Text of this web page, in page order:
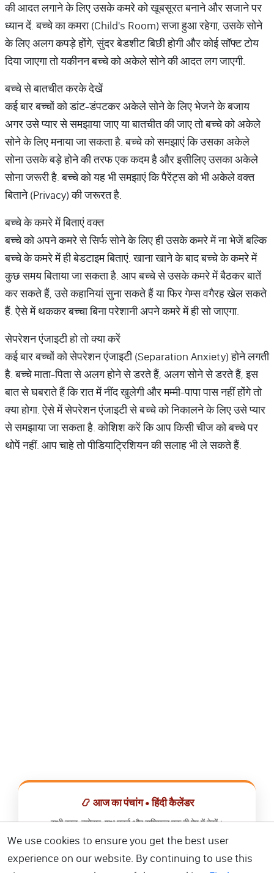
की आदत लगाने के लिए उसके कमरे को खूबसूरत बनाने और सजाने पर
ध्यान दें. बच्चे का कमरा (Child's Room) सजा हुआ रहेगा, उसके सोने
के लिए अलग कपड़े होंगे, सुंदर बेडशीट बिछी होगी और कोई सॉफ्ट टोय
दिया जाएगा तो यकीनन बच्चे को अकेले सोने की आदत लग जाएगी.
बच्चे से बातचीत करके देखें
कई बार बच्चों को डांट-डंपटकर अकेले सोने के लिए भेजने के बजाय
अगर उसे प्यार से समझाया जाए या बातचीत की जाए तो बच्चे को अकेले
सोने के लिए मनाया जा सकता है. बच्चे को समझाएं कि उसका अकेले
सोना उसके बड़े होने की तरफ एक कदम है और इसीलिए उसका अकेले
सोना जरूरी है. बच्चे को यह भी समझाएं कि पैरेंट्स को भी अकेले वक्त
बिताने (Privacy) की जरूरत है.
बच्चे के कमरे में बिताएं वक्त
बच्चे को अपने कमरे से सिर्फ सोने के लिए ही उसके कमरे में ना भेजें बल्कि
बच्चे के कमरे में ही बेडटाइम बिताएं. खाना खाने के बाद बच्चे के कमरे में
कुछ समय बिताया जा सकता है. आप बच्चे से उसके कमरे में बैठकर बातें
कर सकते हैं, उसे कहानियां सुना सकते हैं या फिर गेम्स वगैरह खेल सकते
हैं. ऐसे में थककर बच्चा बिना परेशानी अपने कमरे में ही सो जाएगा.
सेपरेशन एंजाइटी हो तो क्या करें
कई बार बच्चों को सेपरेशन एंजाइटी (Separation Anxiety) होने लगती
है. बच्चे माता-पिता से अलग होने से डरते हैं, अलग सोने से डरते हैं, इस
बात से घबराते हैं कि रात में नींद खुलेगी और मम्मी-पापा पास नहीं होंगे तो
क्या होगा. ऐसे में सेपरेशन एंजाइटी से बच्चे को निकालने के लिए उसे प्यार
से समझाया जा सकता है. कोशिश करें कि आप किसी चीज को बच्चे पर
थोपें नहीं. आप चाहे तो पीडियाट्रिशियन की सलाह भी ले सकते हैं.
📿 आज का पंचांग • हिंदी कैलेंडर
सभी व्रत, त्योहार, शुभ मुहूर्त और राशिफल एक ही ऐप में देखें।
📅 हिंदी कैलेंडर ऐप डाउनलोड करें
We use cookies to ensure you get the best user
experience on our website. By continuing to use this